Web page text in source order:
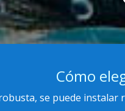
Cómo
se puede instalar